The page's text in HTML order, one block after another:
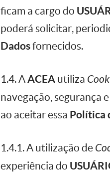
ficam a cargo do
poderá solicitar,
Dadosfornecidos.
1.4. AACEA utiliza
navegação, segurança
ao aceitar essa Política
1.4.1. A utilização de
experiência do